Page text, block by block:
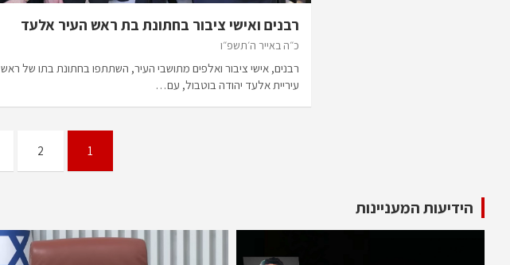
רבנים ואישי ציבור בחתונת בת ראש העיר אלעד
כ״ה באייר ה׳תשפ״ו
רבנים, אישי ציבור ואלפים מתושבי העיר, השתתפו בחתונת בתו של ראש
עיריית אלעד יהודה בוטבול, עם…
1
2
הידיעות המעניינות